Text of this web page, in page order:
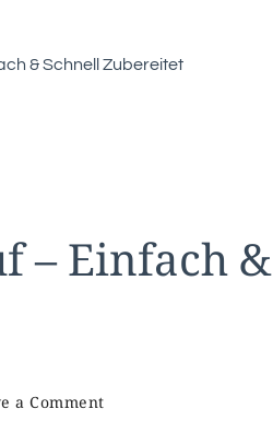
& Schnell Zubereitet
– Einfach &
a Commenton